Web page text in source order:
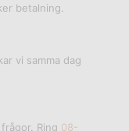
betalning.
vi samma dag
Ring 08-